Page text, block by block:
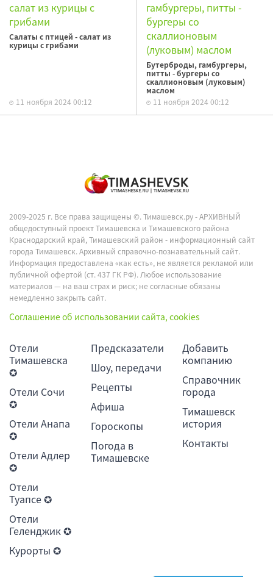
Салаты с птицей - салат из
курицы с грибами
11 ноября 2024 00:12
Бутерброды, гамбургеры,
питты - бургеры со
скаллионовым (луковым)
маслом
11 ноября 2024 00:12
2009-2025 г. Все права защищены ©.Тимашевск.ру - АРХИВНЫЙ
общедоступный проект Тимашевска и Тимашевского района
Краснодарский край, Тимашевский район - информационный сайт
города Тимашевск. Архивный справочно-познавательный сайт.
Информация предоставлена «как есть», не является рекламой или
публичной офертой (ст. 437 ГК РФ). Любое использование
материалов — на ваш страх и риск; не согласные обязаны
немедленно закрыть сайт.
Соглашение об использовании сайта, cookies
Отели
Тимашевска
✪
Отели Сочи
✪
Отели Анапа
✪
Отели Адлер
✪
Отели
Туапсе ✪
Отели
Геленджик ✪
Курорты ✪
Предсказатели
Шоу, передачи
Рецепты
Афиша
Гороскопы
Погода в
Тимашевске
Добавить
компанию
Справочник
города
Тимашевск
история
Контакты